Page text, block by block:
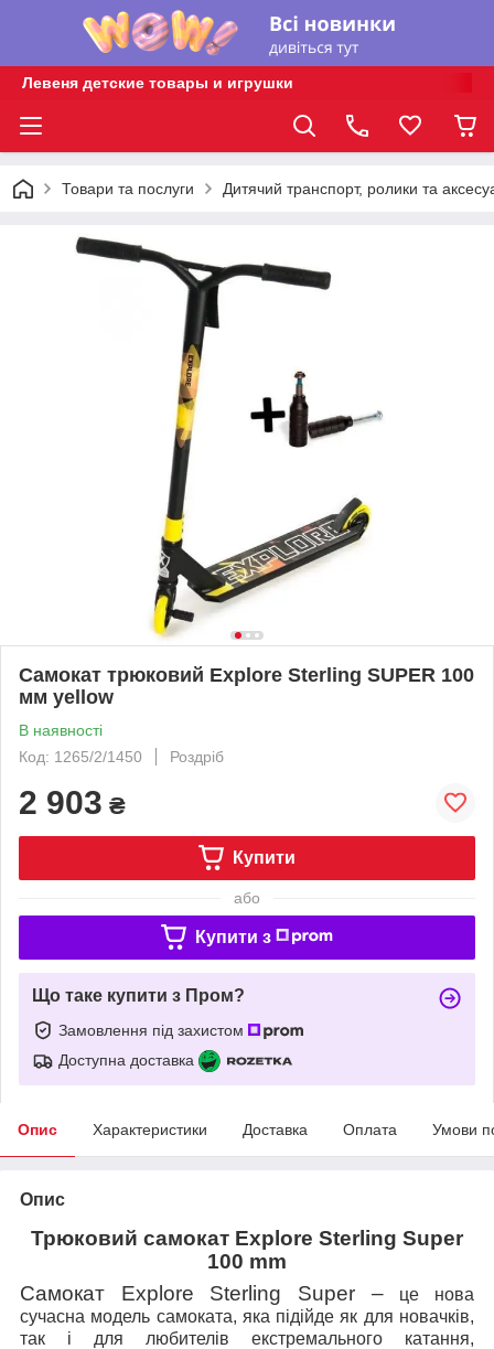
Левеня детские товары и игрушки
Товари та послуги Дитячий транспорт, ролики та
Самокат трюковий Explore Sterling SUPER 100
мм yellow
В наявності
Код: 1265/2/1450
Роздріб
2 903 ₴
Купити
або
Купити з
Що таке купити з Пром?
Замовлення під захистом
Доступна доставка
Опис Характеристики Доставка Оплата Умови
Опис
Трюковий самокат Explore Sterling Super
100 mm
Самокат Explore Sterling Super –
це нова
сучасна модель самоката, яка підійде як для новачків,
так і для любителів екстремального катання,